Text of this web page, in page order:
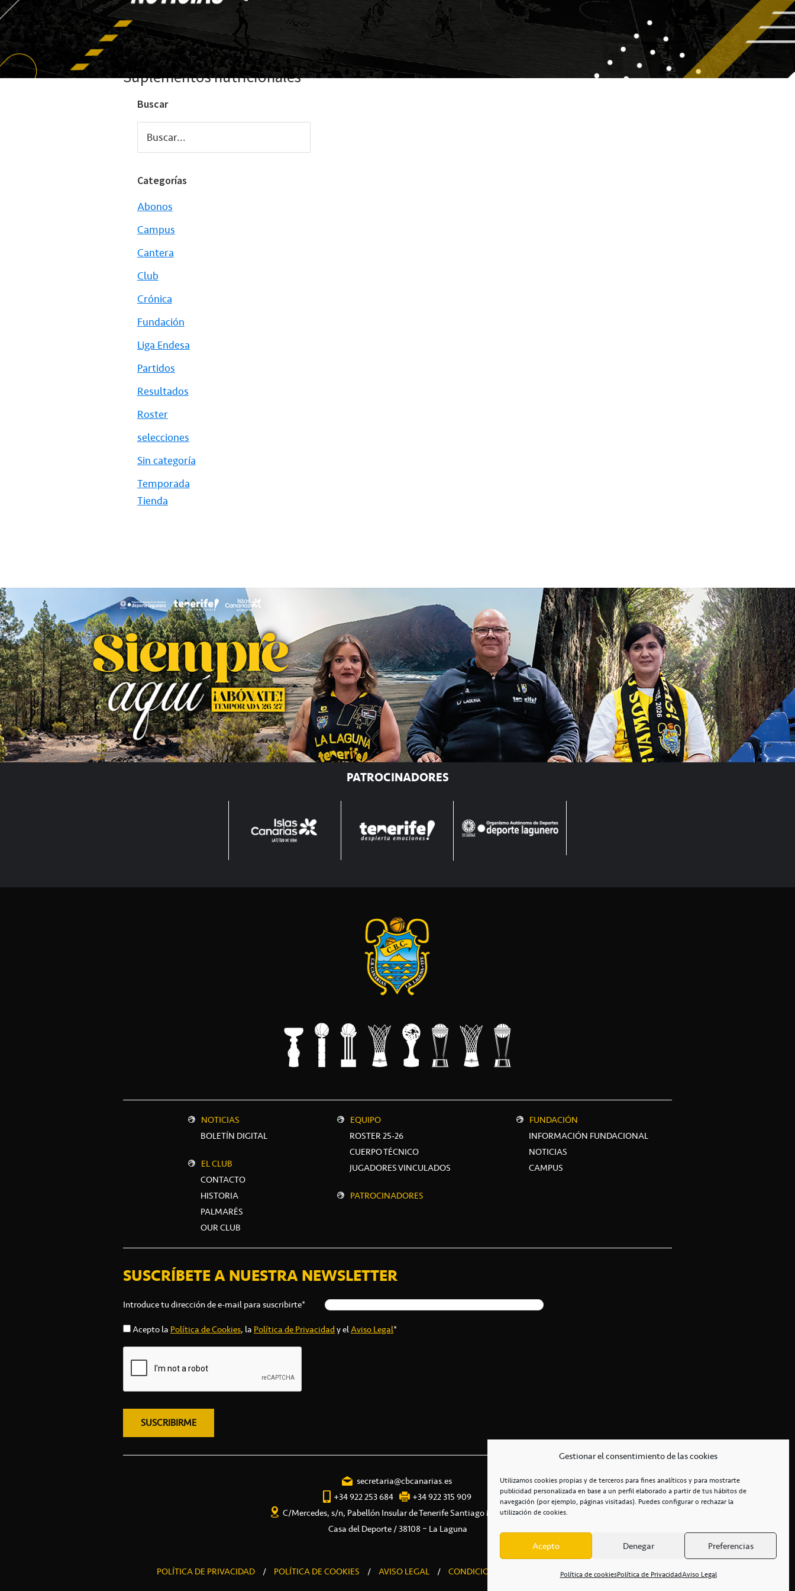
Gestionar el consentimiento de las cookies
Utilizamos cookies propias y de terceros para fines analíticos y para mostrarte
publicidad personalizada en base a un perfil elaborado a partir de tus hábitos de
navegación (por ejemplo, páginas visitadas). Puedes configurar o rechazar la
utilización de cookies.
Acepto Denegar Preferencias
Política de cookiesPolítica de PrivacidadAviso Legal
Suplementos nutricionales
Buscar
Buscar...
Categorías
Abonos
Campus
Cantera
Club
Crónica
Fundación
Liga Endesa
Partidos
Resultados
Roster
selecciones
Sin categoría
Temporada
Tienda
PATROCINADORES
NOTICIAS
BOLETÍN DIGITAL
EL CLUB
CONTACTO
HISTORIA
PALMARÉS
OUR CLUB
EQUIPO
ROSTER 25-26
CUERPO TÉCNICO
JUGADORES VINCULADOS
PATROCINADORES
FUNDACIÓN
INFORMACIÓN FUNDACIONAL
NOTICIAS
CAMPUS
SUSCRÍBETE A NUESTRA NEWSLETTER
Introduce tu dirección de e-mail para suscribirte*
Acepto la Política de Cookies, la Política de Privacidady elAviso Legal*
secretaria@cbcanarias.es
+34 922 253 684
+34 922 315 909
C/Mercedes, s/n, Pabellón Insular de Tenerife Santiago Martín
Casa del Deporte / 38108 – La Laguna
POLÍTICA DE PRIVACIDAD / POLÍTICA DE COOKIES / AVISO LEGAL / CONDICIONES COMERCIALES / ACCESIBILIDAD